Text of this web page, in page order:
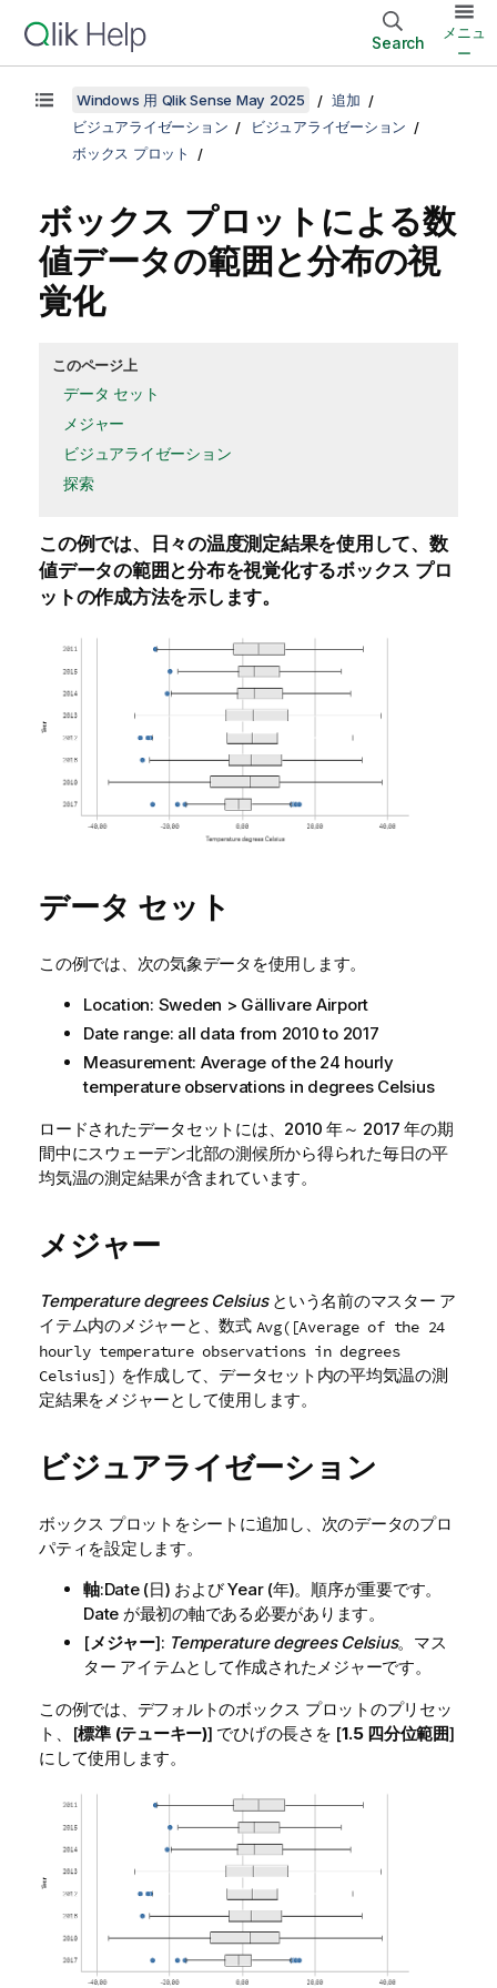
Search
メニュ
ー
Windows 用 Qlik Sense May 2025
追加
ビジュアライゼーション
ビジュアライゼーション
ボックス プロット
ボックス プロットによる数
値データの範囲と分布の視
覚化
このページ上
データ セット
メジャー
ビジュアライゼーション
探索
この例では、日々の温度測定結果を使用して、数
値データの範囲と分布を視覚化するボックス プロ
ットの作成方法を示します。
データ セット
この例では、次の気象データを使用します。
Location: Sweden > Gällivare Airport
Date range: all data from 2010 to 2017
Measurement: Average of the 24 hourly
temperature observations in degrees Celsius
ロードされたデータセットには、2010 年～ 2017 年の期
間中にスウェーデン北部の測候所から得られた毎日の平
均気温の測定結果が含まれています。
メジャー
Temperature degrees Celsiusという名前のマスター ア
イテム内のメジャーと、数式 Avg([Average of the 24
hourly temperature observations in degrees
Celsius]) を作成して、データセット内の平均気温の測
定結果をメジャーとして使用します。
ビジュアライゼーション
ボックス プロットをシートに追加し、次のデータのプロ
パティを設定します。
軸:Date(日) およびYear(年)。順序が重要です。
Date が最初の軸である必要があります。
[メジャー]: Temperature degrees Celsius。マス
ター アイテムとして作成されたメジャーです。
この例では、デフォルトのボックス プロットのプリセッ
ト、[標準 (テューキー)] でひげの長さを [1.5 四分位範囲]
にして使用します。